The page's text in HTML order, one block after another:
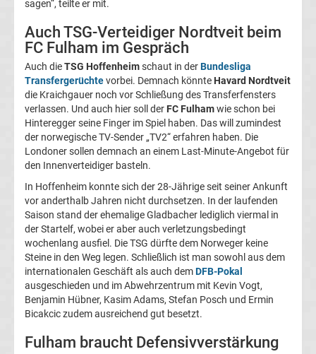
-
Meldungen
vom
Transfermarkt
Trainerentlassungen
Bundesliga
Porträts
Fußballklubs
sagen“, teilte er mit.
Auch TSG-Verteidiger Nordtveit beim
FC Fulham im Gespräch
Auch dieTSG Hoffenheimschaut in derBundesliga
Transfergerüchtevorbei. Demnach könnte Havard Nordtveit
die Kraichgauer noch vor Schließung des Transferfensters
verlassen. Und auch hier soll der FC Fulhamwie schon bei
Hinteregger seine Finger im Spiel haben. Das will zumindest
der norwegische TV-Sender „TV2“ erfahren haben. Die
Londoner sollen demnach an einem Last-Minute-Angebot für
den Innenverteidiger basteln.
In Hoffenheim konnte sich der 28-Jährige seit seiner Ankunft
vor anderthalb Jahren nicht durchsetzen. In der laufenden
Saison stand der ehemalige Gladbacher lediglich viermal in
der Startelf, wobei er aber auch verletzungsbedingt
wochenlang ausfiel. Die TSG dürfte dem Norweger keine
Steine in den Weg legen. Schließlich ist man sowohl aus dem
internationalen Geschäft als auch demDFB-Pokal
ausgeschieden und im Abwehrzentrum mit Kevin Vogt,
Benjamin Hübner, Kasim Adams, Stefan Posch und Ermin
Bicakcic zudem ausreichend gut besetzt.
Fulham braucht Defensivverstärkung